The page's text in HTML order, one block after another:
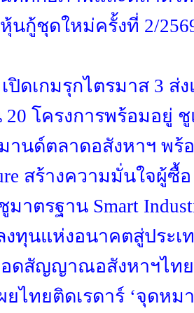
นกู้ชุดใหม่ครั้งที่ 2/
ปิดเกมรุกไตรมาส 3 ส่
20 โครงการพร้อมอยู่
มานด์ตลาดอสังหาฯ พ
สร้างความมั่นใจผู้ซื้อ
มาตรฐาน Smart
งทุนแห่งอนาคตสู่ประเ
ดสัญญาณอสังหาฯไท
ยไทยติดเรดาร์ ‘จุดห